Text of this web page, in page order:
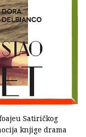
Satiričkog
knjige drama